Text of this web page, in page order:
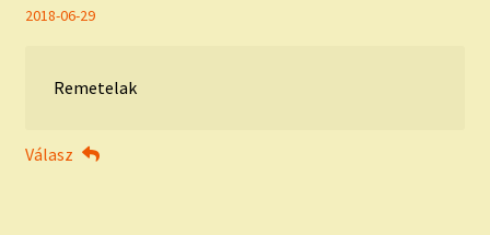
2018-06-29
Remetelak
Válasz